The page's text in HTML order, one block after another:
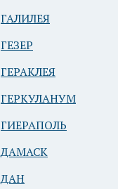
ГАЛИЛЕЯ
ГЕЗЕР
ГЕРАКЛЕЯ
ГЕРКУЛАНУМ
ГИЕРАПОЛЬ
ДАМАСК
ДАН